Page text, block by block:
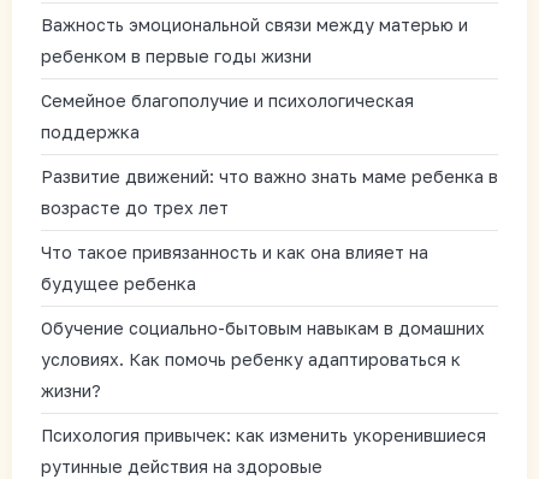
Важность эмоциональной связи между матерью и
ребенком в первые годы жизни
Семейное благополучие и психологическая
поддержка
Развитие движений: что важно знать маме ребенка в
возрасте до трех лет
Что такое привязанность и как она влияет на
будущее ребенка
Обучение социально-бытовым навыкам в домашних
условиях. Как помочь ребенку адаптироваться к
жизни?
Психология привычек: как изменить укоренившиеся
рутинные действия на здоровые